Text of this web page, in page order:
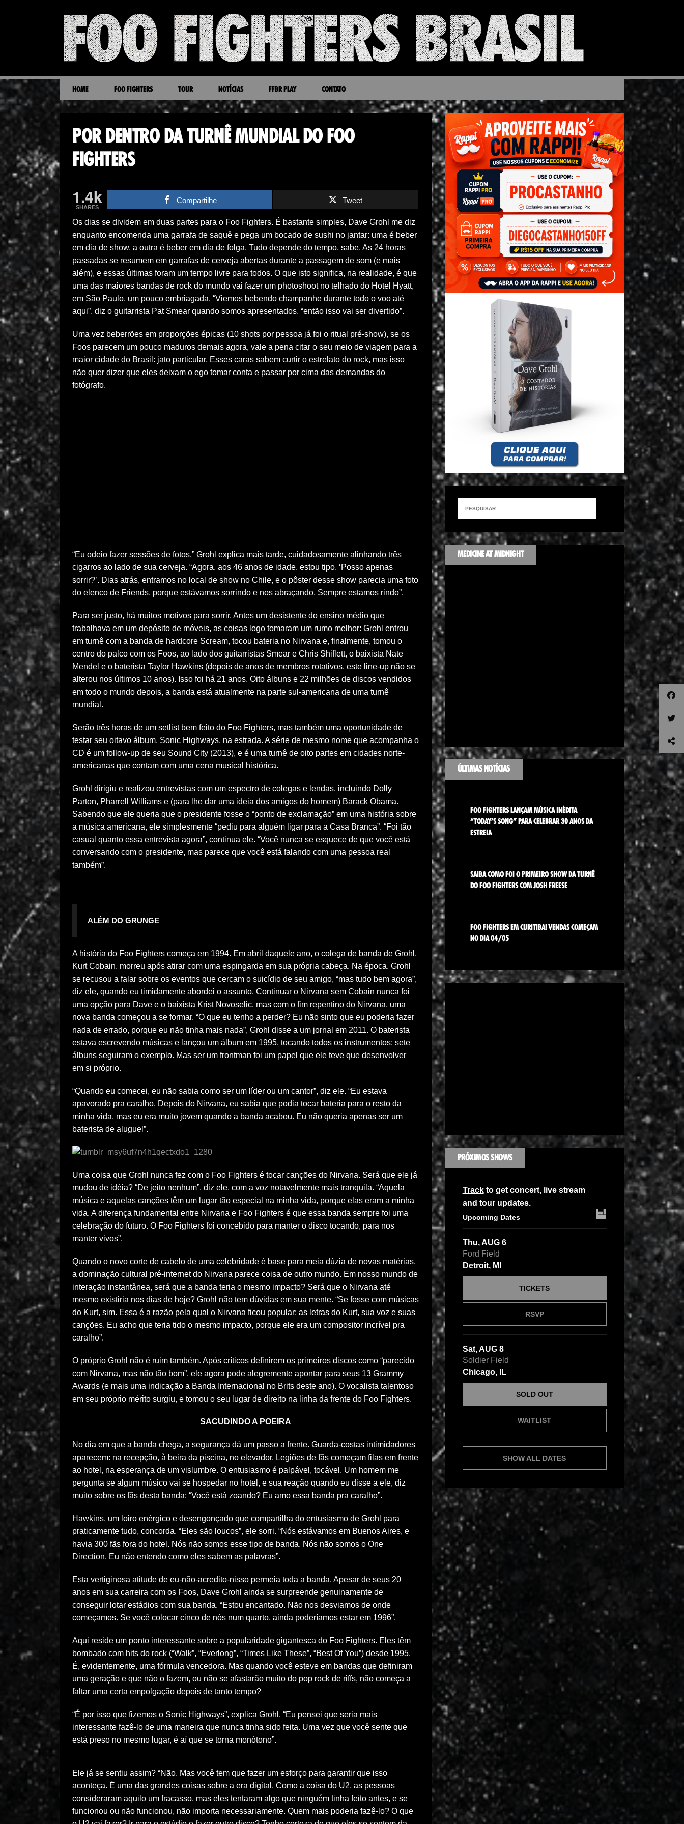
HOME FOO FIGHTERS TOUR NOTÍCIAS FFBR PLAY CONTATO
POR DENTRO DA TURNÊ MUNDIAL DO FOO
FIGHTERS
1.4k
SHARES
Compartilhe Tweet
Os dias se dividem em duas partes para o Foo Fighters. É bastante simples, Dave Grohl me diz
enquanto encomenda uma garrafa de saquê e pega um bocado de sushi no jantar: uma é beber
em dia de show, a outra é beber em dia de folga. Tudo depende do tempo, sabe. As 24 horas
passadas se resumem em garrafas de cerveja abertas durante a passagem de som (e mais
além), e essas últimas foram um tempo livre para todos. O que isto significa, na realidade, é que
uma das maiores bandas de rock do mundo vai fazer um photoshoot no telhado do Hotel Hyatt,
em São Paulo, um pouco embriagada. “Viemos bebendo champanhe durante todo o voo até
aqui”, diz o guitarrista Pat Smear quando somos apresentados, “então isso vai ser divertido”.
Uma vez beberrões em proporções épicas (10 shots por pessoa já foi o ritual pré-show), se os
Foos parecem um pouco maduros demais agora, vale a pena citar o seu meio de viagem para a
maior cidade do Brasil: jato particular. Esses caras sabem curtir o estrelato do rock, mas isso
não quer dizer que eles deixam o ego tomar conta e passar por cima das demandas do
fotógrafo.
“Eu odeio fazer sessões de fotos,” Grohl explica mais tarde, cuidadosamente alinhando três
cigarros ao lado de sua cerveja. “Agora, aos 46 anos de idade, estou tipo, ‘Posso apenas
sorrir?’. Dias atrás, entramos no local de show no Chile, e o pôster desse show parecia uma foto
do elenco de Friends, porque estávamos sorrindo e nos abraçando. Sempre estamos rindo”.
Para ser justo, há muitos motivos para sorrir. Antes um desistente do ensino médio que
trabalhava em um depósito de móveis, as coisas logo tomaram um rumo melhor: Grohl entrou
em turnê com a banda de hardcore Scream, tocou bateria no Nirvana e, finalmente, tomou o
centro do palco com os Foos, ao lado dos guitarristas Smear e Chris Shiflett, o baixista Nate
Mendel e o baterista Taylor Hawkins (depois de anos de membros rotativos, este line-up não se
alterou nos últimos 10 anos). Isso foi há 21 anos. Oito álbuns e 22 milhões de discos vendidos
em todo o mundo depois, a banda está atualmente na parte sul-americana de uma turnê
mundial.
Serão três horas de um setlist bem feito do Foo Fighters, mas também uma oportunidade de
testar seu oitavo álbum, Sonic Highways, na estrada. A série de mesmo nome que acompanha o
CD é um follow-up de seu Sound City (2013), e é uma turnê de oito partes em cidades norte-
americanas que contam com uma cena musical histórica.
Grohl dirigiu e realizou entrevistas com um espectro de colegas e lendas, incluindo Dolly
Parton, Pharrell Williams e (para lhe dar uma ideia dos amigos do homem) Barack Obama.
Sabendo que ele queria que o presidente fosse o “ponto de exclamação” em uma história sobre
a música americana, ele simplesmente “pediu para alguém ligar para a Casa Branca”. “Foi tão
casual quanto essa entrevista agora”, continua ele. “Você nunca se esquece de que você está
conversando com o presidente, mas parece que você está falando com uma pessoa real
também”.
ALÉM DO GRUNGE
A história do Foo Fighters começa em 1994. Em abril daquele ano, o colega de banda de Grohl,
Kurt Cobain, morreu após atirar com uma espingarda em sua própria cabeça. Na época, Grohl
se recusou a falar sobre os eventos que cercam o suicídio de seu amigo, “mas tudo bem agora”,
diz ele, quando eu timidamente abordei o assunto. Continuar o Nirvana sem Cobain nunca foi
uma opção para Dave e o baixista Krist Novoselic, mas com o fim repentino do Nirvana, uma
nova banda começou a se formar. “O que eu tenho a perder? Eu não sinto que eu poderia fazer
nada de errado, porque eu não tinha mais nada”, Grohl disse a um jornal em 2011. O baterista
estava escrevendo músicas e lançou um álbum em 1995, tocando todos os instrumentos: sete
álbuns seguiram o exemplo. Mas ser um frontman foi um papel que ele teve que desenvolver
em si próprio.
“Quando eu comecei, eu não sabia como ser um líder ou um cantor”, diz ele. “Eu estava
apavorado pra caralho. Depois do Nirvana, eu sabia que podia tocar bateria para o resto da
minha vida, mas eu era muito jovem quando a banda acabou. Eu não queria apenas ser um
baterista de aluguel”.
Uma coisa que Grohl nunca fez com o Foo Fighters é tocar canções do Nirvana. Será que ele já
mudou de idéia? “De jeito nenhum”, diz ele, com a voz notavelmente mais tranquila. “Aquela
música e aquelas canções têm um lugar tão especial na minha vida, porque elas eram a minha
vida. A diferença fundamental entre Nirvana e Foo Fighters é que essa banda sempre foi uma
celebração do futuro. O Foo Fighters foi concebido para manter o disco tocando, para nos
manter vivos”.
Quando o novo corte de cabelo de uma celebridade é base para meia dúzia de novas matérias,
a dominação cultural pré-internet do Nirvana parece coisa de outro mundo. Em nosso mundo de
interação instantânea, será que a banda teria o mesmo impacto? Será que o Nirvana até
mesmo existiria nos dias de hoje? Grohl não tem dúvidas em sua mente. “Se fosse com músicas
do Kurt, sim. Essa é a razão pela qual o Nirvana ficou popular: as letras do Kurt, sua voz e suas
canções. Eu acho que teria tido o mesmo impacto, porque ele era um compositor incrível pra
caralho”.
O próprio Grohl não é ruim também. Após críticos definirem os primeiros discos como “parecido
com Nirvana, mas não tão bom”, ele agora pode alegremente apontar para seus 13 Grammy
Awards (e mais uma indicação a Banda Internacional no Brits deste ano). O vocalista talentoso
em seu próprio mérito surgiu, e tomou o seu lugar de direito na linha da frente do Foo Fighters.
SACUDINDO A POEIRA
No dia em que a banda chega, a segurança dá um passo a frente. Guarda-costas intimidadores
aparecem: na recepção, à beira da piscina, no elevador. Legiões de fãs começam filas em frente
ao hotel, na esperança de um vislumbre. O entusiasmo é palpável, tocável. Um homem me
pergunta se algum músico vai se hospedar no hotel, e sua reação quando eu disse a ele, diz
muito sobre os fãs desta banda: “Você está zoando? Eu amo essa banda pra caralho”.
Hawkins, um loiro enérgico e desengonçado que compartilha do entusiasmo de Grohl para
praticamente tudo, concorda. “Eles são loucos”, ele sorri. “Nós estávamos em Buenos Aires, e
havia 300 fãs fora do hotel. Nós não somos esse tipo de banda. Nós não somos o One
Direction. Eu não entendo como eles sabem as palavras”.
Esta vertiginosa atitude de eu-não-acredito-nisso permeia toda a banda. Apesar de seus 20
anos em sua carreira com os Foos, Dave Grohl ainda se surpreende genuinamente de
conseguir lotar estádios com sua banda. “Estou encantado. Não nos desviamos de onde
começamos. Se você colocar cinco de nós num quarto, ainda poderíamos estar em 1996”.
Aqui reside um ponto interessante sobre a popularidade gigantesca do Foo Fighters. Eles têm
bombado com hits do rock (“Walk”, “Everlong”, “Times Like These”, “Best Of You”) desde 1995.
É, evidentemente, uma fórmula vencedora. Mas quando você esteve em bandas que definiram
uma geração e que não o fazem, ou não se afastarão muito do pop rock de riffs, não começa a
faltar uma certa empolgação depois de tanto tempo?
“É por isso que fizemos o Sonic Highways”, explica Grohl. “Eu pensei que seria mais
interessante fazê-lo de uma maneira que nunca tinha sido feita. Uma vez que você sente que
está preso no mesmo lugar, é aí que se torna monótono”.
Ele já se sentiu assim? “Não. Mas você tem que fazer um esforço para garantir que isso
aconteça. É uma das grandes coisas sobre a era digital. Como a coisa do U2, as pessoas
consideraram aquilo um fracasso, mas eles tentaram algo que ninguém tinha feito antes, e se
funcionou ou não funcionou, não importa necessariamente. Quem mais poderia fazê-lo? O que
MEDICINE AT MIDNIGHT
ÚLTIMAS NOTÍCIAS
FOO FIGHTERS LANÇAM MÚSICA INÉDITA
“TODAY’S SONG” PARA CELEBRAR 30 ANOS DA
ESTREIA
SAIBA COMO FOI O PRIMEIRO SHOW DA TURNÊ
DO FOO FIGHTERS COM JOSH FREESE
FOO FIGHTERS EM CURITIBA! VENDAS COMEÇAM
NO DIA 04/05
PRÓXIMOS SHOWS
Trackto get concert, live stream
and tour updates.
Upcoming Dates
Thu, AUG 6
Ford Field
Detroit, MI
RSVP
TICKETS
Sat, AUG 8
Soldier Field
Chicago, IL
WAITLIST
SOLD OUT
SHOW ALL DATES